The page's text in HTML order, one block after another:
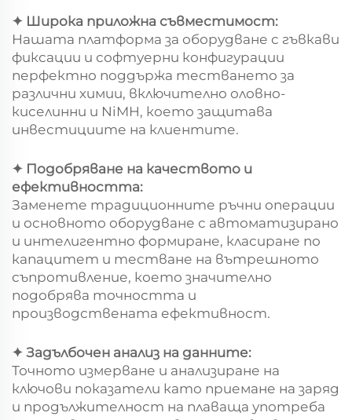
✦ Широка приложна съвместимост:
Нашата платформа за оборудване с гъвкави
фиксации и софтуерни конфигурации
перфектно поддържа тестването за
различни химии, включително оловно-
киселинни и NiMH, което защитава
инвестициите на клиентите.
✦ Подобряване на качеството и
ефективността:
Заменете традиционните ръчни операции
и основното оборудване с автоматизирано
и интелигентно формиране, класиране по
капацитет и тестване на вътрешното
съпротивление, което значително
подобрява точността и
производствената ефективност.
✦ Задълбочен анализ на данните:
Точното измерване и анализиране на
ключови показатели като приемане на заряд
и продължителност на плаваща употреба